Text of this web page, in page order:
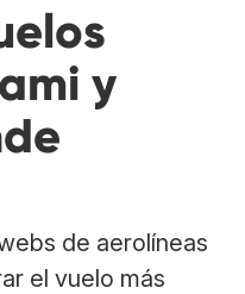
y
de aerolíneas
el vuelo más